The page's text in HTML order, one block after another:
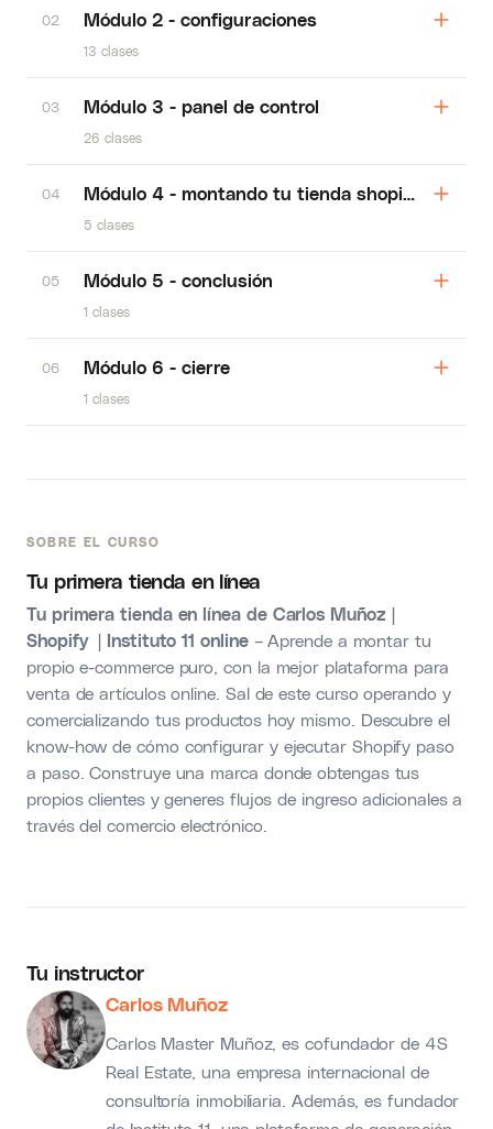
SOBRE EL CURSO
Tu primera tienda en línea
Tu primera tienda en línea de Carlos Muñoz |
Shopify | Instituto 11 online– Aprende a montar tu
propio e-commerce puro, con la mejor plataforma para
venta de artículos online. Sal de este curso operando y
comercializando tus productos hoy mismo. Descubre el
know-how de cómo configurar y ejecutar Shopify paso
a paso. Construye una marca donde obtengas tus
propios clientes y generes flujos de ingreso adicionales a
través del comercio electrónico.
02 Módulo 2 - configuraciones
13 clases
03 Módulo 3 - panel de control
26 clases
04 Módulo 4 - montando tu tienda shopify
5 clases
05 Módulo 5 - conclusión
1 clases
06 Módulo 6 - cierre
1 clases
Tu instructor
Carlos Muñoz
Carlos Master Muñoz, es cofundador de 4S
Real Estate, una empresa internacional de
consultoría inmobiliaria. Además, es fundador